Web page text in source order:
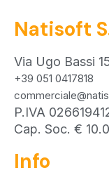
Natisoft
Via Ugo Bassi
+39 051 0417818
P.IVA
Cap. Soc. €
Info